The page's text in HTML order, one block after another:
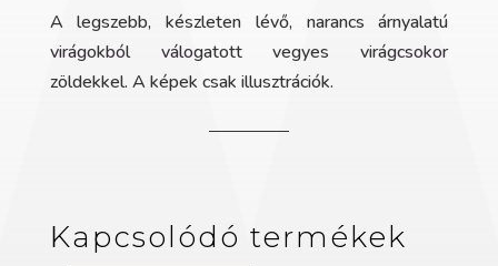
mennyiség
A legszebb, készleten lévő, narancs árnyalatú
virágokból válogatott vegyes virágcsokor
zöldekkel. A képek csak illusztrációk.
Kapcsolódó termékek